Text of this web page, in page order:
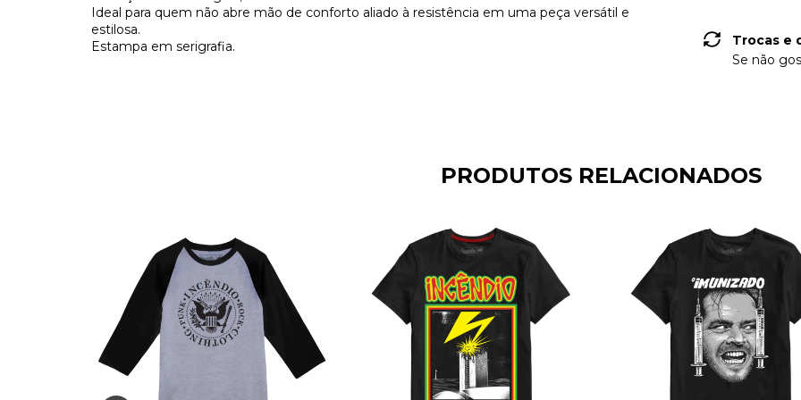
Ideal para quem não abre mão de conforto aliado à resistência em uma peça versátil e
estilosa.
Estampa em serigrafia.
Trocas e
Se não
PRODUTOS RELACIONADOS